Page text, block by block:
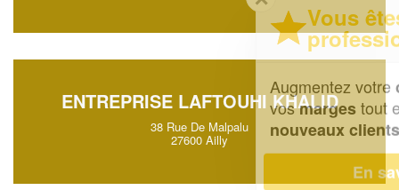
ENTREPRISE LAFTOUHI KHALID
38 Rue De Malpalu
27600 Ailly
Vous êtes un
professionnel ?
chiffre d'affaireset
vosmargestout en gagnant de
nouveaux clients!